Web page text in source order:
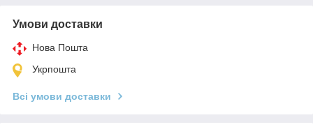
Умови доставки
Нова Пошта
Укрпошта
Всі умови доставки